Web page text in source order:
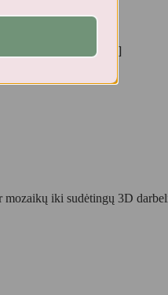
480-3in1/"]
iki sudėtingų 3D